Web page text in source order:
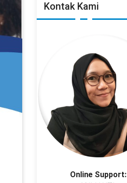
Kontak Kami
Online Support: